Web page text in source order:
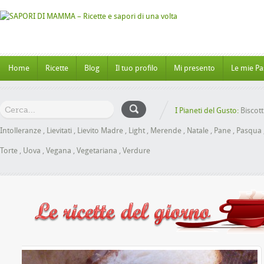
Home Ricette Blog Il tuo profilo Mi presento Le mie
I Pianeti del Gusto:
Intolleranze , Lievitati , Lievito Madre , Light , Merende , Natale , Pane , Pasqua
Torte , Uova , Vegana , Vegetariana , Verdure
Miele senza